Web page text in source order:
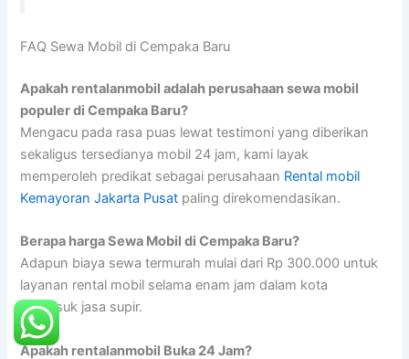
FAQ Sewa Mobil di Cempaka Baru
Apakah rentalanmobil adalah perusahaan sewa mobil
populer di Cempaka Baru?
Mengacu pada rasa puas lewat testimoni yang diberikan
sekaligus tersedianya mobil 24 jam, kami layak
memperoleh predikat sebagai perusahaan Rental mobil
Kemayoran Jakarta Pusat paling direkomendasikan.
Berapa harga Sewa Mobil di Cempaka Baru?
Adapun biaya sewa termurah mulai dari Rp 300.000 untuk
layanan rental mobil selama enam jam dalam kota
termasuk jasa supir.
Apakah rentalanmobil Buka 24 Jam?